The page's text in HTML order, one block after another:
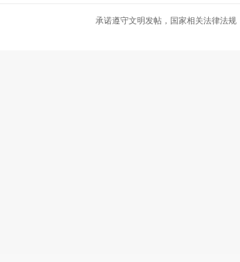
承诺遵守文明发帖，国家相关法律法规